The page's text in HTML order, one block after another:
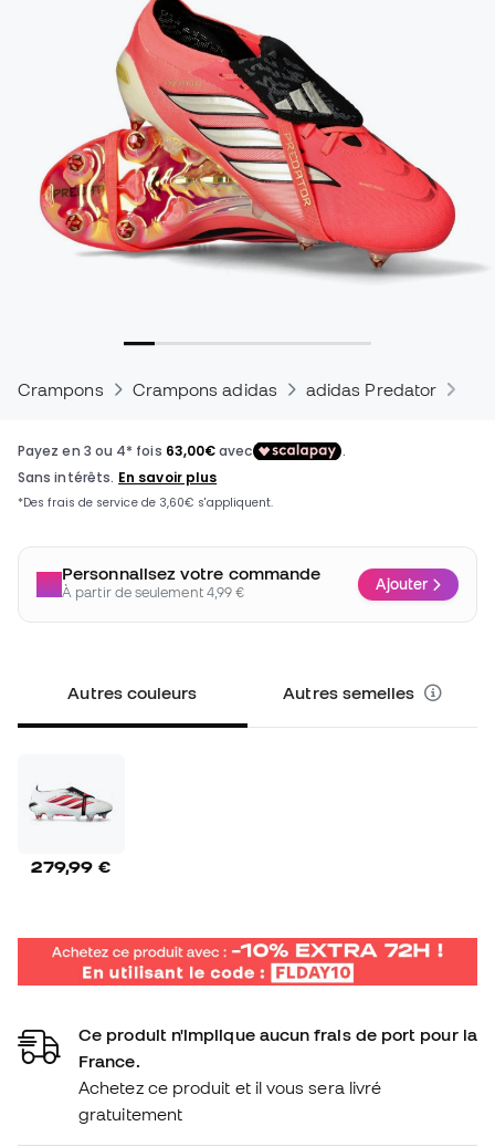
Crampons Crampons adidas adidas Predator
Personnalisez votre commande
À partir de seulement 4,99 € Ajouter
Autres couleurs Autres semelles
279,99 €
Ce produit n'implique aucun frais de port pour la
France.
Achetez ce produit et il vous sera livré
gratuitement